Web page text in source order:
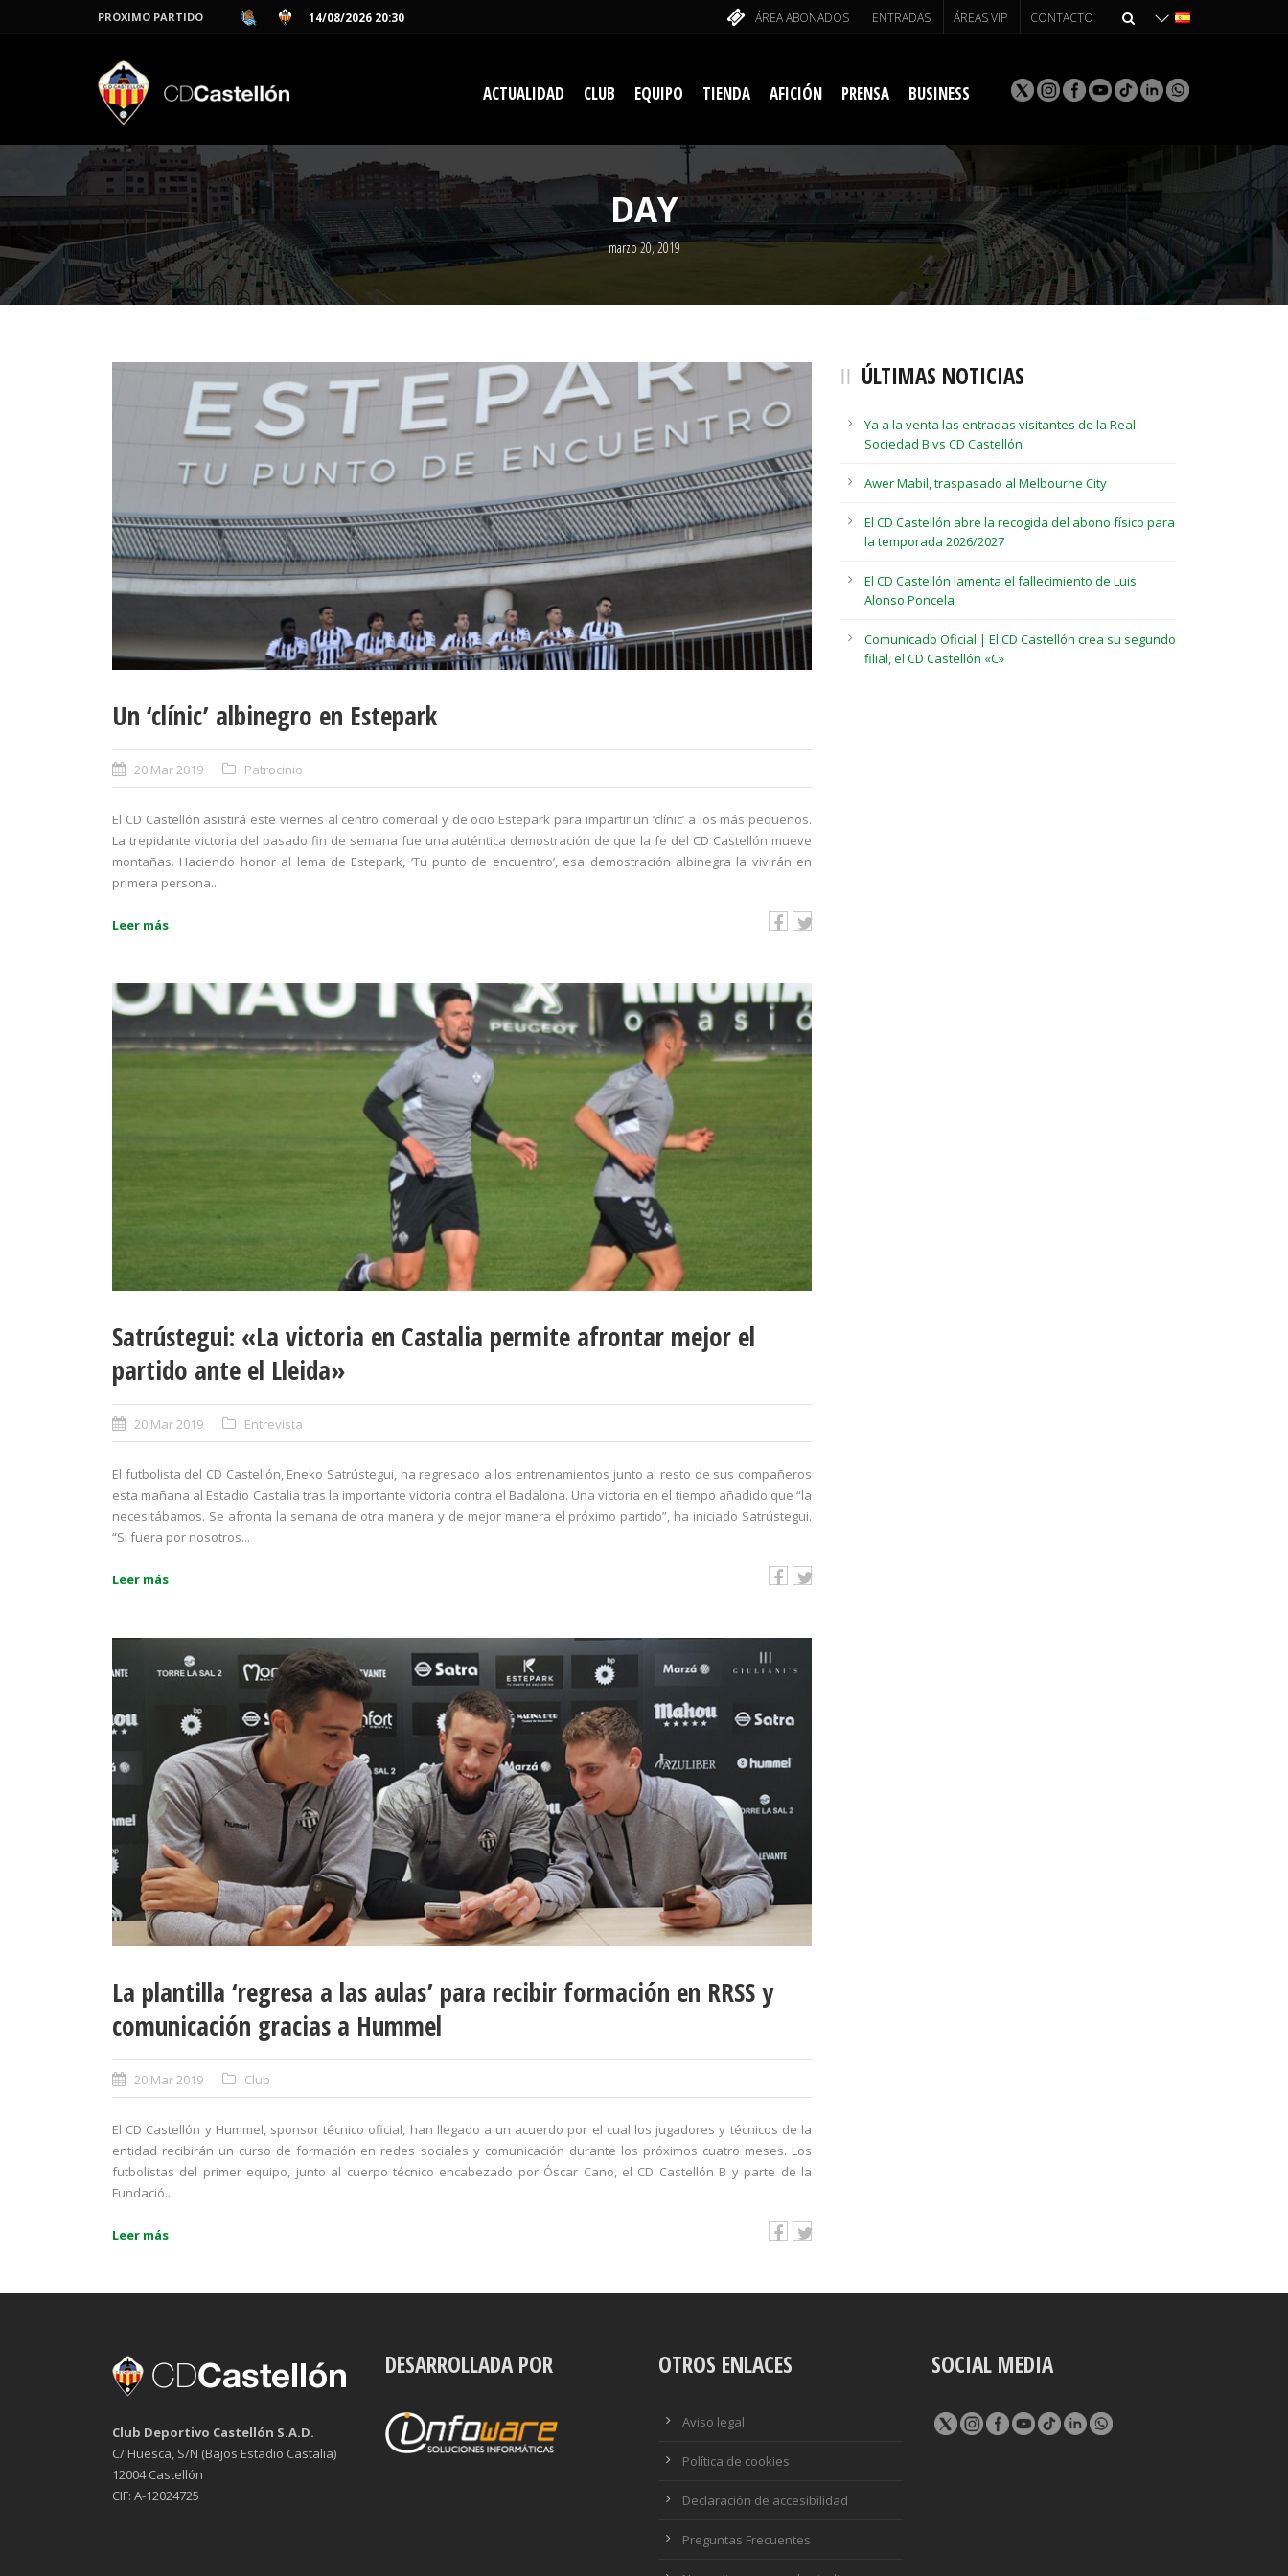
PRÓXIMO PARTIDO 14/08/2026 20:30 ÁREA ABONADOS ENTRADAS ÁREAS VIP CONTACTO
ACTUALIDAD CLUB EQUIPO TIENDA AFICIÓN PRENSA BUSINESS
DAY
marzo 20, 2019
Un ‘clínic’ albinegro en Estepark
20 Mar 2019 Patrocinio
El CD Castellón asistirá este viernes al centro comercial y de ocio Estepark para impartir un ‘clínic’ a los más pequeños.
La trepidante victoria del pasado fin de semana fue una auténtica demostración de que la fe del CD Castellón mueve
montañas. Haciendo honor al lema de Estepark, ‘Tu punto de encuentro’, esa demostración albinegra la vivirán en
primera persona...
Leer más
Satrústegui: «La victoria en Castalia permite afrontar mejor el
partido ante el Lleida»
20 Mar 2019 Entrevista
El futbolista del CD Castellón, Eneko Satrústegui, ha regresado a los entrenamientos junto al resto de sus compañeros
esta mañana al Estadio Castalia tras la importante victoria contra el Badalona. Una victoria en el tiempo añadido que “la
necesitábamos. Se afronta la semana de otra manera y de mejor manera el próximo partido”, ha iniciado Satrústegui.
“Si fuera por nosotros...
Leer más
La plantilla ‘regresa a las aulas’ para recibir formación en RRSS y
comunicación gracias a Hummel
20 Mar 2019 Club
El CD Castellón y Hummel, sponsor técnico oficial, han llegado a un acuerdo por el cual los jugadores y técnicos de la
entidad recibirán un curso de formación en redes sociales y comunicación durante los próximos cuatro meses. Los
futbolistas del primer equipo, junto al cuerpo técnico encabezado por Óscar Cano, el CD Castellón B y parte de la
Fundació...
Leer más
ÚLTIMAS NOTICIAS
Ya a la venta las entradas visitantes de la Real
Sociedad B vs CD Castellón
Awer Mabil, traspasado al Melbourne City
El CD Castellón abre la recogida del abono físico para
la temporada 2026/2027
El CD Castellón lamenta el fallecimiento de Luis
Alonso Poncela
Comunicado Oficial | El CD Castellón crea su segundo
filial, el CD Castellón «C»
Club Deportivo Castellón S.A.D.
C/ Huesca, S/N (Bajos Estadio Castalia)
12004 Castellón
CIF: A-12024725
DESARROLLADA POR OTROS ENLACES
Aviso legal
Política de cookies
Declaración de accesibilidad
Preguntas Frecuentes
SOCIAL MEDIA